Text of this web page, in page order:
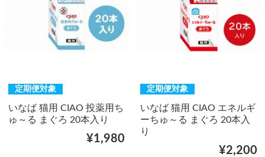
定期便対象
いなば 猫用 CIAO 投薬用ち
ゅ～る まぐろ 20本入り
¥1,980
定期便対象
いなば 猫用 CIAO エネルギ
ーちゅ～る まぐろ 20本入
り
¥2,200